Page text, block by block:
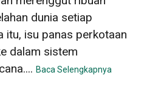
dunia setiap
itu, isu panas perkotaan
dalam sistem
Baca Selengkapnya